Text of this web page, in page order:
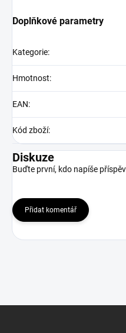
Doplňkové parametry
Kategorie:
Hmotnost:
EAN:
Kód zboží:
Diskuze
Buďte první, kdo napíše
Přidat komentář